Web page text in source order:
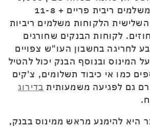
עד כ-15,000 ₪, משלמים ריבית פריים + 11-8
הלקוחות משלמים ריביות
+ 13-11 אחוזים. לקוחות הבנקים שחורגים
לחריגה בחשבון העו"ש צפויים
המינוס ובנוסף הבנק יכול להטיל
כמו אי כיבוד תשלומים, צ'קים
גם לפגיעה משמעותית בדירוג
היא להימנע מראש ממינוס בבנק,